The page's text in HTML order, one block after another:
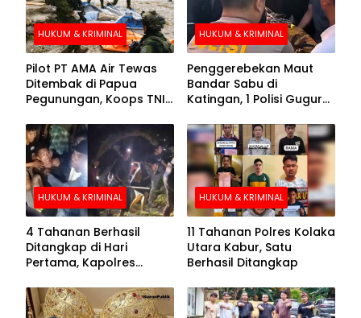
HUKUM & KRIMINAL
Pilot PT AMA Air Tewas
Ditembak di Papua
Pegunungan, Koops TNI
Evakuasi Jenazah
Korban
HUKUM & KRIMINAL
Penggerebekan Maut
Bandar Sabu di
Katingan, 1 Polisi Gugur
HUKUM & KRIMINAL
4 Tahanan Berhasil
Ditangkap di Hari
Pertama, Kapolres
Buronan Segera
Menyerahkan Diri
HUKUM & KRIMINAL
11 Tahanan Polres Kolaka
Utara Kabur, Satu
Berhasil Ditangkap